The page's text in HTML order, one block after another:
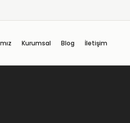
Kurumsal Blog İletişim